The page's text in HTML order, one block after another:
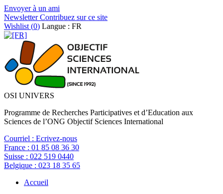
Envoyer à un ami
NewsletterContribuez sur ce site
Wishlist (0) Langue : FR
OSI UNIVERS
Programme de Recherches Participatives et d’Education aux
Sciences de l’ONG Objectif Sciences International
Courriel : Ecrivez-nous
France : 01 85 08 36 30
Suisse : 022 519 0440
Belgique : 023 18 35 65
Accueil